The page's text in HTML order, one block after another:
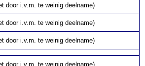
door i.v.m. te weinig deelname)
door i.v.m. te weinig deelname)
door i.v.m. te weinig deelname)
door i.v.m. te weinig deelname)